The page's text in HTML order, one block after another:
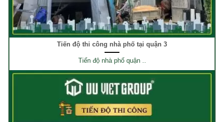
Tiến độ thi công nhà phố tại quận 3
Tiến độ nhà phố quận ..